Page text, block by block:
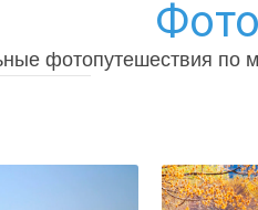
фотопутешествия по